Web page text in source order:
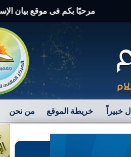
مرحبًا بكم فى موقع بيان الإسلام
خبيراً خريطة الموقع من نحن
الكريم